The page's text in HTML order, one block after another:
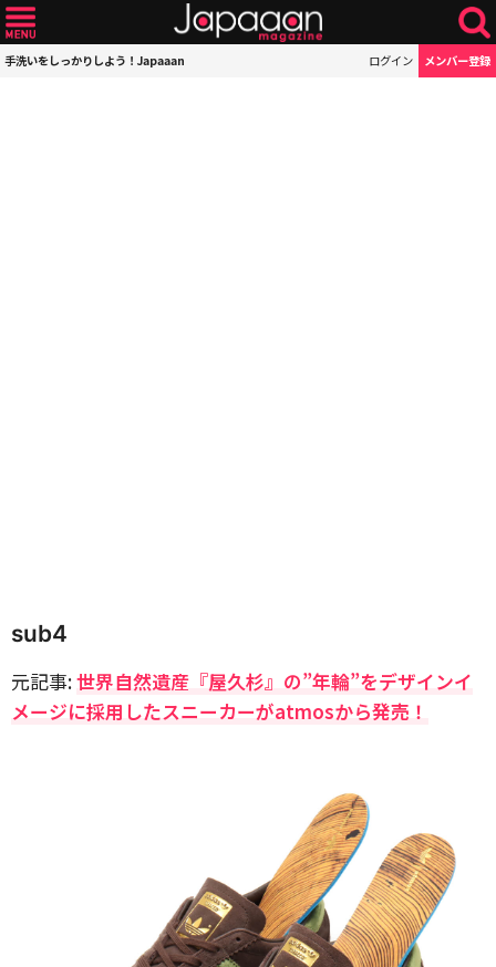
手洗いをしっかりしよう！Japaaan ログイン メンバー登録
sub4
元記事:世界自然遺産『屋久杉』の”年輪”をデザインイ
メージに採用したスニーカーがatmosから発売！